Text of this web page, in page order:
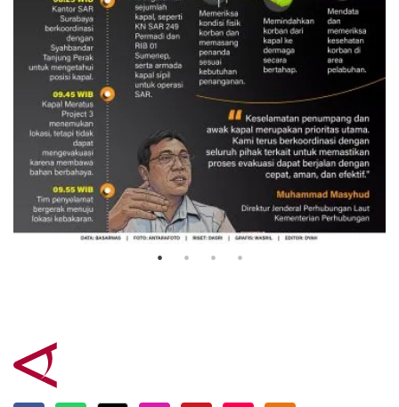
Evakuasi korban kebakaran KM
Mutiara Sentosa 2
3 Agustus 2026